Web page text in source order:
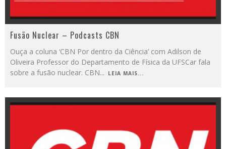
Fusão Nuclear – Podcasts CBN
Ouça a coluna ‘CBN Por dentro da Ciência’ com Adilson de
Oliveira Professor do Departamento de Física da UFSCar fala
sobre a fusão nuclear. CBN... LEIA MAIS...